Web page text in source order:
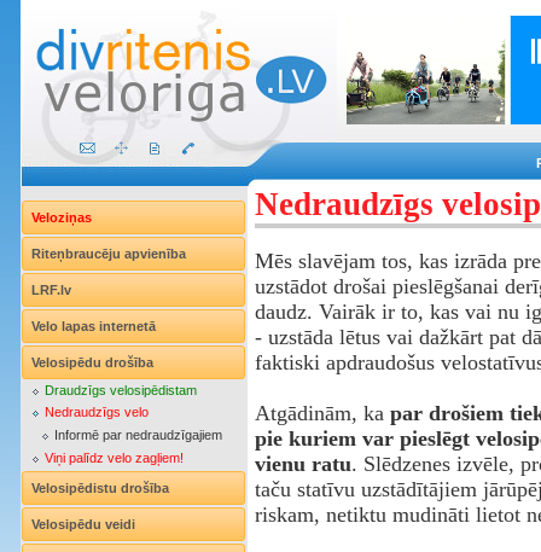
Veloziņas
Riteņbraucēju apvienība
LRF.lv
Velo lapas internetā
Velosipēdu drošība
Draudzīgs velosipēdistam
Nedraudzīgs velo
Informē par nedraudzīgajiem
Viņi palīdz velo zagļiem!
Velosipēdistu drošība
Velosipēdu veidi
Nedraudzīgs
Mēs slavējam tos, kas izrāda
uzstādot drošai pieslēgšanai
daudz. Vairāk ir to, kas vai nu
- uzstāda lētus vai dažkārt pat
faktiski apdraudošus
Atgādinām, ka par drošiem
pie kuriem var pieslēgt
vienu ratu. Slēdzenes izvēle,
taču statīvu uzstādītājiem
riskam, netiktu mudināti lietot